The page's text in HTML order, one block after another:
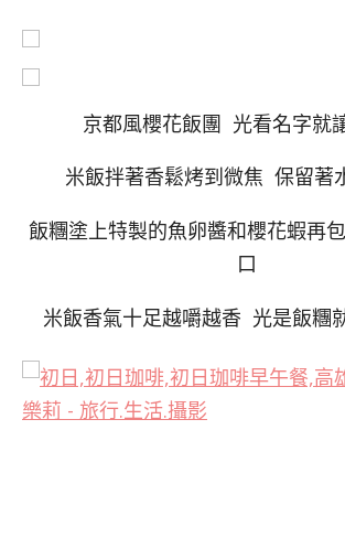
京都風櫻花飯團 光看名字就
米飯拌著香鬆烤到微焦 保留著
飯糰塗上特製的魚卵醬和櫻花蝦再
口
米飯香氣十足越嚼越香 光是飯糰